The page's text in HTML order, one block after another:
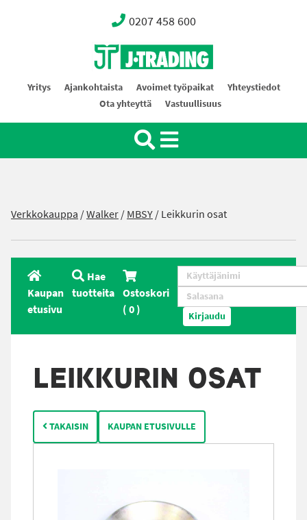
0207 458 600
Oy J-Trading Ab
Yritys Ajankohtaista Avoimet työpaikat
Yhteystiedot
Ota yhteyttä
Vastuullisuus
Verkkokauppa /Walker/MBSY/Leikkurin osat
Kaupan
etusivu
Hae
tuotteita Ostoskori
(0) Kirjaudu
LEIKKURIN OSAT
TAKAISIN KAUPAN ETUSIVULLE